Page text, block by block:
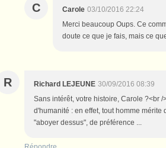
C Carole 03/10/2016 22:24
Merci beaucoup Oups. Ce
doute ce que je fais, mais ce
R Richard LEJEUNE 30/09/2016 08:39
Sans intérêt, votre histoire, Carole ?<br
d'humanité : en effet, tout homme
"aboyer dessus", de préférence ...